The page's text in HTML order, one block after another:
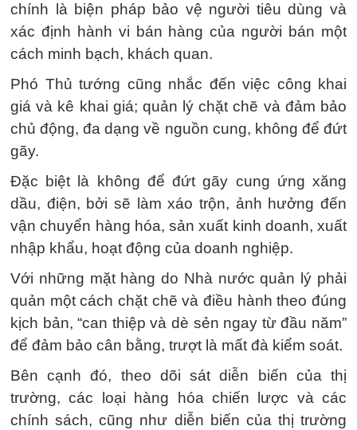
chính là biện pháp bảo vệ người tiêu dùng và
xác định hành vi bán hàng của người bán một
cách minh bạch, khách quan.
Phó Thủ tướng cũng nhắc đến việc công khai
giá và kê khai giá; quản lý chặt chẽ và đảm bảo
chủ động, đa dạng về nguồn cung, không để đứt
gãy.
Đặc biệt là không để đứt gãy cung ứng xăng
dầu, điện, bởi sẽ làm xáo trộn, ảnh hưởng đến
vận chuyển hàng hóa, sản xuất kinh doanh, xuất
nhập khẩu, hoạt động của doanh nghiệp.
Với những mặt hàng do Nhà nước quản lý phải
quản một cách chặt chẽ và điều hành theo đúng
kịch bản, “can thiệp và dè sẻn ngay từ đầu năm”
để đảm bảo cân bằng, trượt là mất đà kiểm soát.
Bên cạnh đó, theo dõi sát diễn biến của thị
trường, các loại hàng hóa chiến lược và các
chính sách, cũng như diễn biến của thị trường